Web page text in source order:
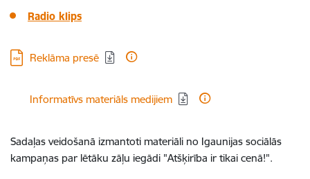
Radio klips
Lejupielādēt:
Reklāma presē
Lejupielādēt:
Informatīvs materiāls medijiem
Sadaļas veidošanā izmantoti materiāli no Igaunijas sociālās
kampaņas par lētāku zāļu iegādi "Atšķirība ir tikai cenā!".